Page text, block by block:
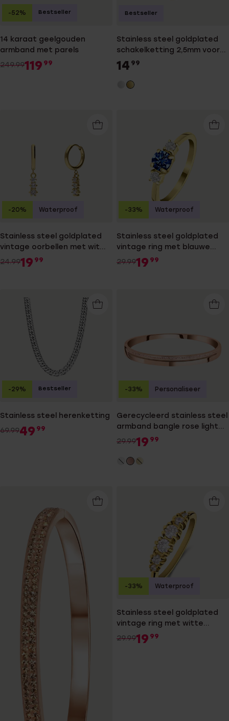
14 karaat geelgouden
armband met parels
249.99119 99
-52% Bestseller
Stainless steel goldplated
schakelketting 2,5mm voor
dames
14 99
Bestseller
Stainless steel goldplated
vintage oorbellen met wit
zirkonia
24.9919 99
-20% Waterproof
Stainless steel goldplated
vintage ring met blauwe
zirkonia
29.9919 99
-33% Waterproof
Stainless steel herenketting
69.9949 99
-29% Bestseller
Gerecycleerd stainless steel
armband bangle rose light
peach kristal
29.9919 99
-33% Personaliseer
Stainless steel goldplated
vintage ring met witte
zirkonia
29.9919 99
-33% Waterproof